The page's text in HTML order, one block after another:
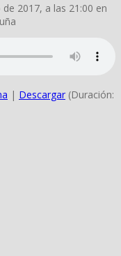
2017, a las 21:00 en
| Descargar (Duración: